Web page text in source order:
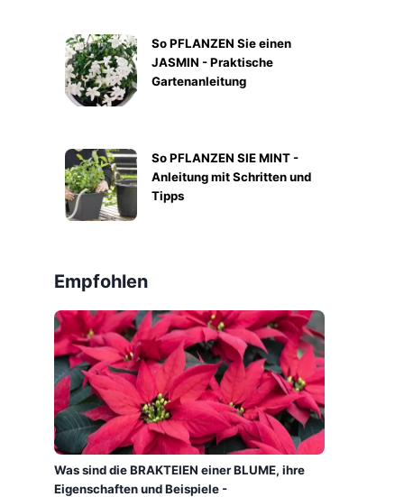
So PFLANZEN Sie einen
JASMIN - Praktische
Gartenanleitung
So PFLANZEN SIE MINT -
Anleitung mit Schritten und
Tipps
Empfohlen
Was sind die BRAKTEIEN einer BLUME, ihre
Eigenschaften und Beispiele -